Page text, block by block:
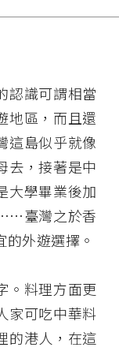
認識可謂相當
地區，而且還
這島似乎就像
去，接著是中
大學畢業後加
臺灣之於香
外遊選擇。
。料理方面更
家可吃中華料
的港人，在這